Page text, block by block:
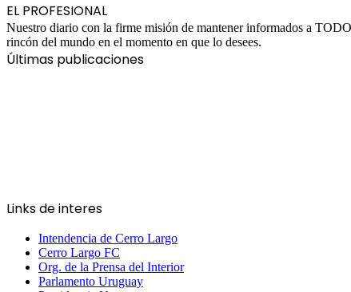
EL PROFESIONAL
Nuestro diario con la firme misión de mantener informados a
rincón del mundo en el momento en que lo desees.
Últimas publicaciones
Links de interes
Intendencia de Cerro Largo
Cerro Largo FC
Org. de la Prensa del Interior
Parlamento Uruguay